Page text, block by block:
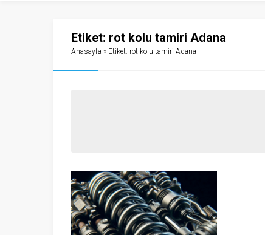
Etiket: rot kolu tamiri Adana
Anasayfa » Etiket: rot kolu tamiri Adana